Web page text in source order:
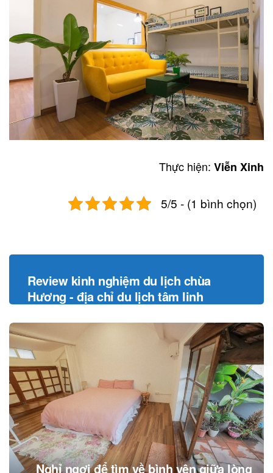
Thực hiện: Viễn Xinh
5/5 - (1 bình chọn)
Post
navigation
Review kinh nghiệm du lịch chùa
Hương - địa chỉ du lịch tâm linh
Nghỉ ngơi để tìm về bình yên giữa lòng